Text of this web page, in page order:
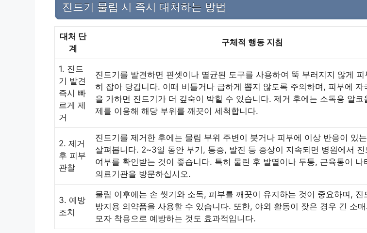
진드기 물림 시 즉시 대처하는 방법
대처 단
계
구체적 행동 지침
1. 진드
기 발견
즉시 빠
르게 제
거
진드기를 발견하면 핀셋이나 멸균된 도구를 사용하여 뚝 부러지지 않게 피
히 잡아 당깁니다. 이때 비틀거나 급하게 뽑지 않도록 주의하며, 피부에 자
을 가하면 진드기가 더 깊숙이 박힐 수 있습니다. 제거 후에는 소독용 알코
제를 이용해 해당 부위를 깨끗이 세척합니다.
2. 제거
후 피부
관찰
진드기를 제거한 후에는 물림 부위 주변이 붓거나 피부에 이상 반응이 있
살펴봅니다. 2~3일 동안 부기, 통증, 발진 등 증상이 지속되면 병원에서 진
여부를 확인받는 것이 좋습니다. 특히 물린 후 발열이나 두통, 근육통이 나
의료기관을 방문하십시오.
3. 예방
조치
물림 이후에는 손 씻기와 소독, 피부를 깨끗이 유지하는 것이 중요하며, 진
방지용 의약품을 사용할 수 있습니다. 또한, 야외 활동이 잦은 경우 긴 소
모자 착용으로 예방하는 것도 효과적입니다.